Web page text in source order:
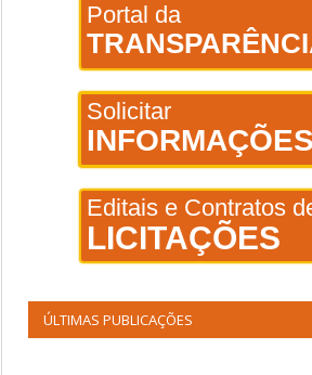
Portal da
Solicitar
INFORMAÇÕES
Editais e Contratos
LICITAÇÕES
ÚLTIMAS PUBLICAÇÕES